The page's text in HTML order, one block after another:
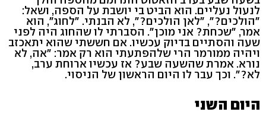
לנעול נעליים. הוא הביט בי יושבת על הספה, ושאל:
"הולכים?", "לאן הולכים?", לא הבנתי. "לחוג", הוא
אמר, "שכחת? אני מוכן". הסברתי לו שהחוג היה לפני
שעה והסתיים בדיוק עכשיו. אם חששתי שהוא יתאכזב
ויהיה ממורמר הרי שלהפתעתי הוא רק אמר: "אה, לא
נורא. אמרת שהשעה שבע? אז עכשיו ארוחת ערב,
לא?". וכך עבר לו היום הראשון של הניסוי.
היום השני